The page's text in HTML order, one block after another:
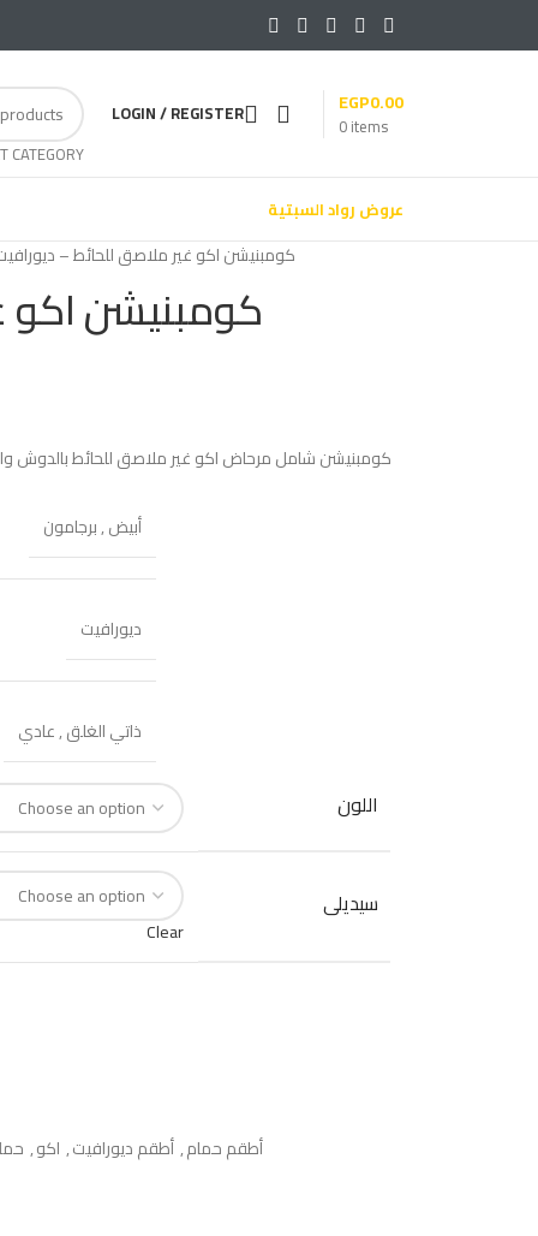
CATEGORY
LOGIN / REGISTER 0items
EGP0.00
عروض رواد السبتية
كومبنيشن اكو غير ملاصق للحائط –
كومبنيشن اكو
كومبنيشن شامل مرحاض اكو غير ملاصق للحائط بالدوش
أبيض,برجامون
ديورافيت
ذاتي الغلق,عادي
اللون
سيديلى
Clear
أطقم حمام,أطقم ديورافيت, اكو,